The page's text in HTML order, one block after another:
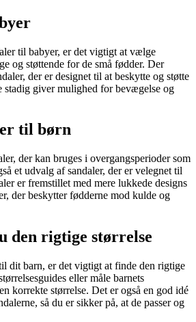
til babyer, er det vigtigt at vælge
og støttende for de små fødder. Der
der er designet til at beskytte og støtte
stadig giver mulighed for bevægelse og
til børn
der kan bruges i overgangsperioder som
et udvalg af sandaler, der er velegnet til
er fremstillet med mere lukkede designs
der beskytter fødderne mod kulde og
den rigtige størrelse
dit barn, er det vigtigt at finde den rigtige
eller måle barnets
korrekte størrelse. Det er også en god idé
så du er sikker på, at de passer og